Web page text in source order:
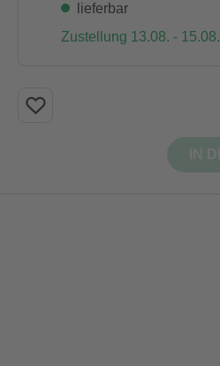
lieferbar
Zustellung 13.08. - 15.08.